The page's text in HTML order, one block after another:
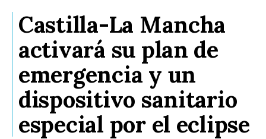
Castilla-La Mancha
activará su plan de
emergencia y un
dispositivo sanitario
especial por el eclipse